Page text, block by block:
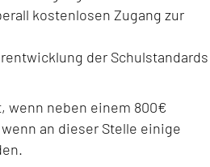
kostenlosen Zugang zur
der Schulstandards
wenn neben einem 800€
an dieser Stelle einige